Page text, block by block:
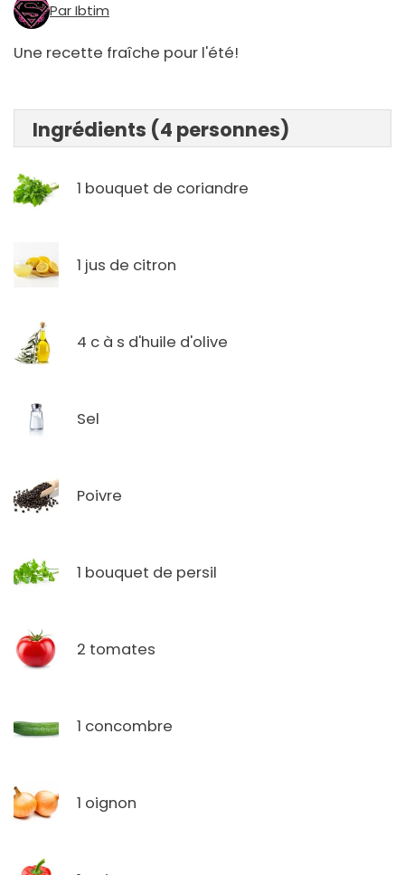
Par Ibtim
Une recette fraîche pour l'été!
Ingrédients (4 personnes)
1 bouquet de coriandre
1 jus de citron
4 c à s d'huile d'olive
Sel
Poivre
1 bouquet de persil
2 tomates
1 concombre
1 oignon